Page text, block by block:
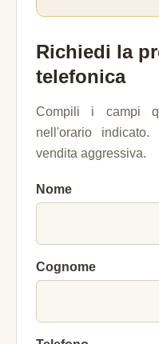
Richiedi la
telefonica
Compili i campi
nell'orario indicato.
vendita aggressiva.
Nome
Cognome